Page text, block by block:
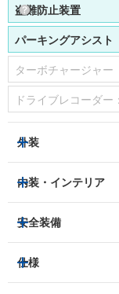
盗難防止装置
パーキングアシスト
ターボチャージャー
ドライブレコーダー：
外装
HIDヘッドライト
アルミホイール：あ
サンルーフ/ガラスル
内装・インテリア
3列シート
ベンチシート
安全装備
トラクションコント
レーンキープアシス
仕様